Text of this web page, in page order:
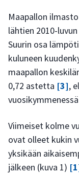
Maapallon
lähtien 2010-
Suurin osa
kuluneen
maapallon
0,72 astetta [3],
Viimeiset kolme
ovat olleet kukin
yksikään
jälkeen (kuva 1)